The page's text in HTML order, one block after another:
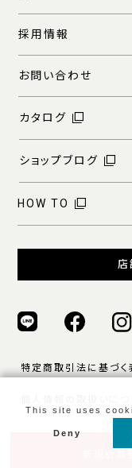
新規会
採用情報
お問い合わせ
カタログ
ショップブログ
HOW TO
店
特定商取引法に基づく
ご利用規約
This site uses
Deny